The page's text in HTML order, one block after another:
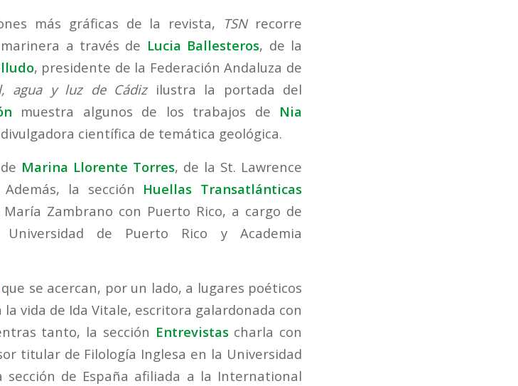
más gráficas de la revista, TSNrecorre
marinera a través de Lucia Ballesteros, de la
, presidente de la Federación Andaluza de
agua y luz de Cádizilustra la portada del
muestra algunos de los trabajos de Nia
científica de temática geológica.
Marina Llorente Torres, de la St. Lawrence
Además, la sección Huellas Transatlánticas
Zambrano con Puerto Rico, a cargo de
de Puerto Rico y Academia
se acercan, por un lado, a lugares poéticos
vida de Ida Vitale, escritora galardonada con
tanto, la sección Entrevistas charla con
titular de Filología Inglesa en la Universidad
sección de España afiliada a la International